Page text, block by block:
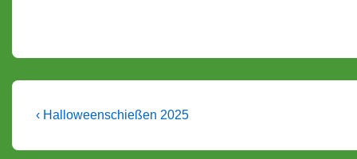
Beitragsnavigation
Vorheriger
‹ Halloweenschießen 2025